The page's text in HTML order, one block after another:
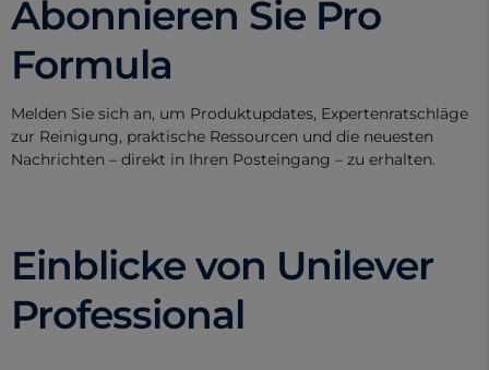
Abonnieren Sie Pro
Formula
Melden Sie sich an, um Produktupdates, Expertenratschläge
zur Reinigung, praktische Ressourcen und die neuesten
Nachrichten – direkt in Ihren Posteingang – zu erhalten.
Einblicke von Unilever
Professional